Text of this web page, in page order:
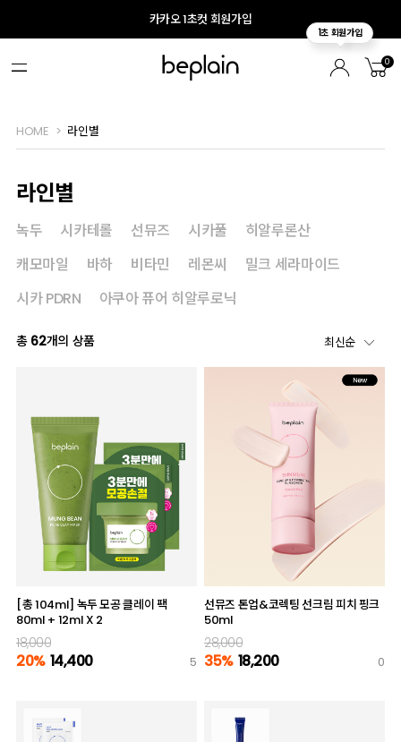
카카오 1초컷 회원가입
0
HOME 라인별
라인별
녹두 시카테롤 선뮤즈 시카풀
히알루론산
캐모마일
바하 비타민 레몬씨
밀크 세라마이드
시카 PDRN
아쿠아 퓨어 히알루로닉
총 62개의 상품
[총 104ml] 녹두 모공 클레이 팩
80ml + 12ml X 2
18,000
20% 14,400 5
선뮤즈 톤업&코렉팅 선크림 피치 핑크
50ml
28,000
35% 18,200 0